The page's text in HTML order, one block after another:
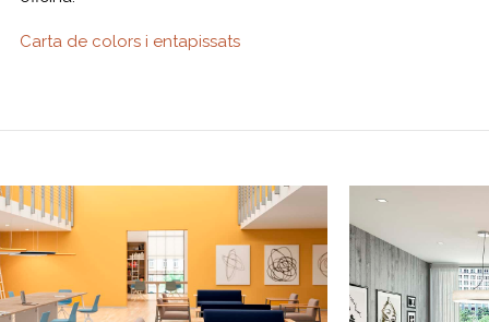
Carta de colors i entapissats